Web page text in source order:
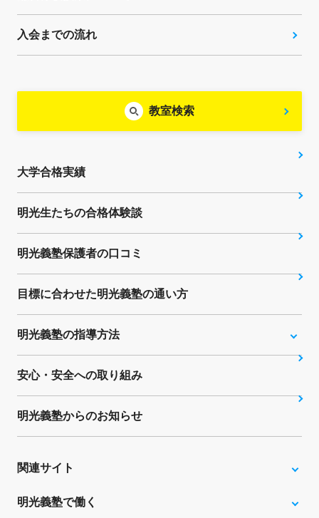
入会までの流れ
教室検索
大学合格実績
明光生たちの合格体験談
明光義塾保護者の口コミ
目標に合わせた明光義塾の通い方
明光義塾の指導方法
安心・安全への取り組み
明光義塾からのお知らせ
関連サイト
明光義塾で働く